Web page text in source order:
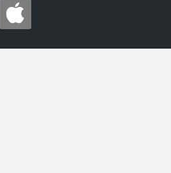
apple